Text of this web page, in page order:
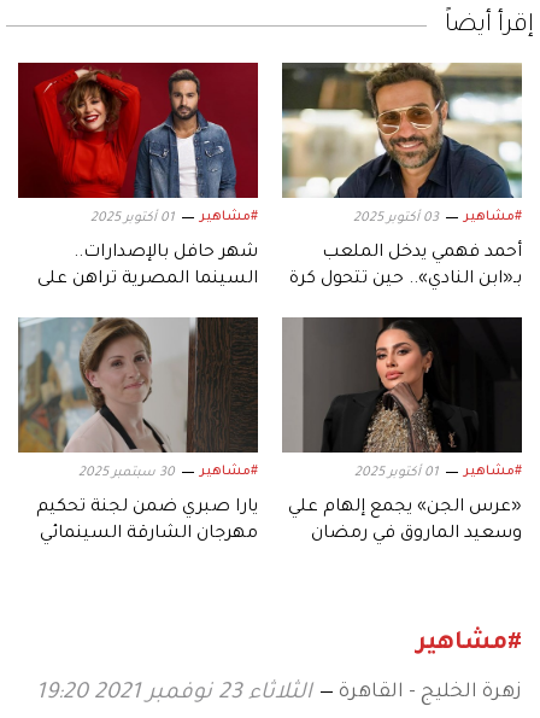
إقرأ أيضاً
#مشاهير 03 أكتوبر 2025
أحمد فهمي يدخل الملعب
بـ«ابن النادي».. حين تتحول كرة
#مشاهير 01 أكتوبر 2025
شهر حافل بالإصدارات..
السينما المصرية تراهن على
#مشاهير 01 أكتوبر 2025
«عرس الجن» يجمع إلهام علي
وسعيد الماروق في رمضان
#مشاهير 30 سبتمبر 2025
يارا صبري ضمن لجنة تحكيم
مهرجان الشارقة السينمائي
#مشاهير
زهرة الخليج - القاهرة الثلاثاء 23 نوفمبر 2021 19:20